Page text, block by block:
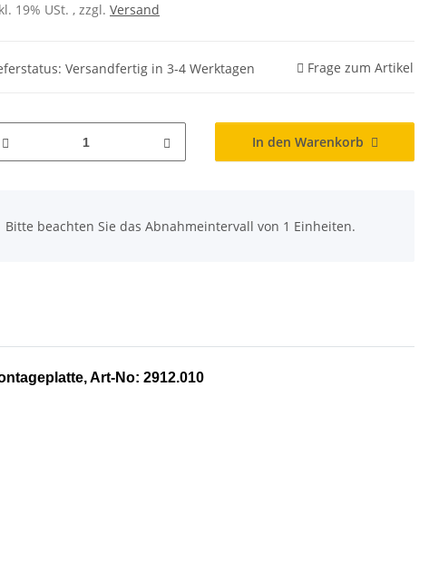
19% USt. , zzgl. Versand
Versandfertig in 3-4 Werktagen Frage zum Artikel
In den Warenkorb
Bitte beachten Sie das Abnahmeintervall von 1 Einheiten.
Art-No: 2912.010